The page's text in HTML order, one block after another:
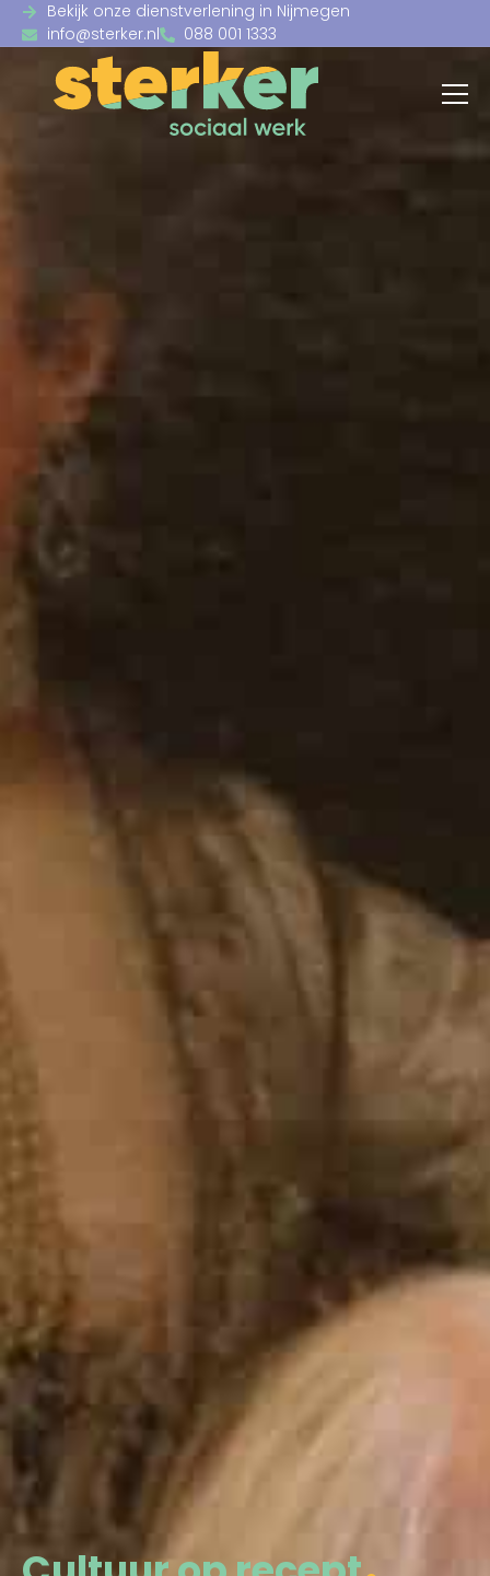
Bekijk onze dienstverlening in Nijmegen
info@sterker.nl
088 001 1333